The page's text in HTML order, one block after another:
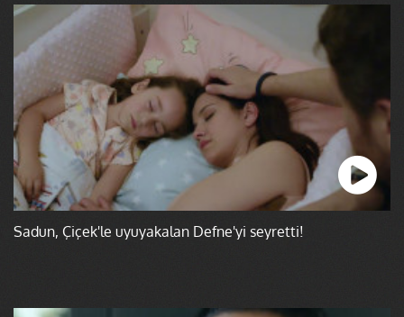
Sadun, Çiçek'le uyuyakalan Defne'yi seyretti!